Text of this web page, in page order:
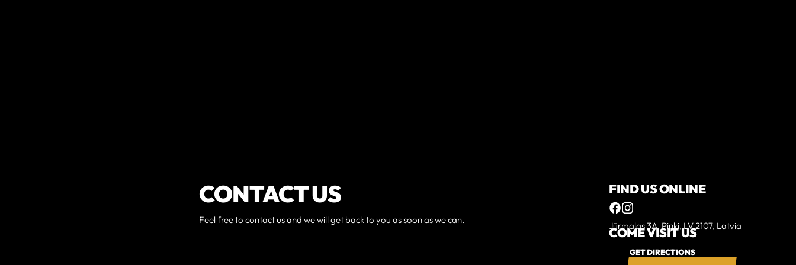
CONTACT US
Feel free to contact us and we will get back to you as soon as we can.
FIND US ONLINE
COME VISIT US
Jūrmalas 3A, Piņķi, LV 2107, Latvia
GET DIRECTIONS